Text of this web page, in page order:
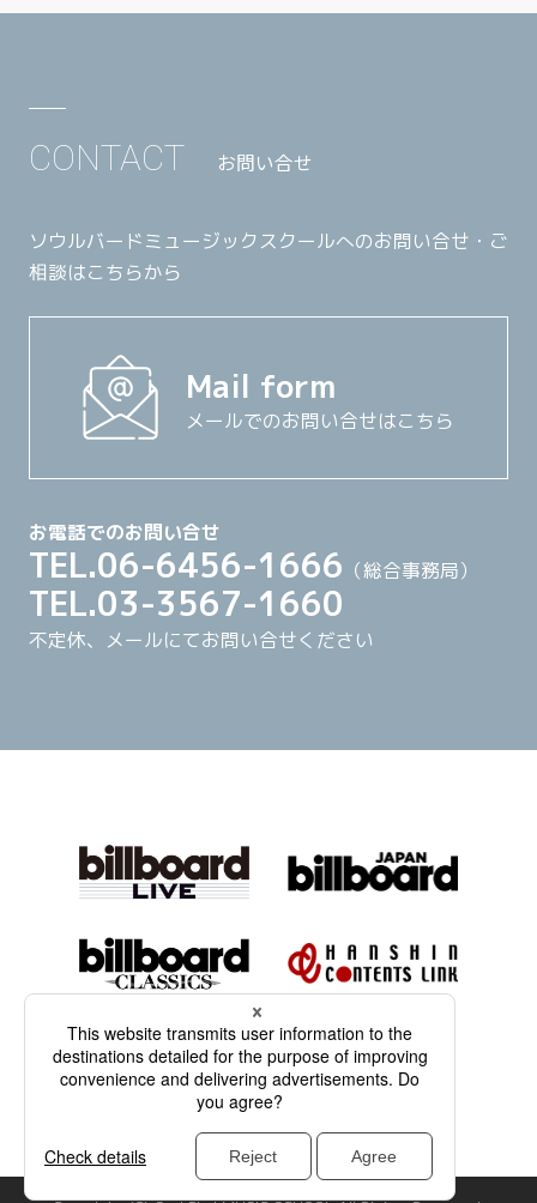
CONTACT お問い合せ
ソウルバードミュージックスクールへのお問い合せ・ご
相談はこちらから
Mail form
メールでのお問い合せはこちら
お電話でのお問い合せ
TEL.06-6456-1666 （総合事務局）
TEL.03-3567-1660
不定休、メールにてお問い合せください